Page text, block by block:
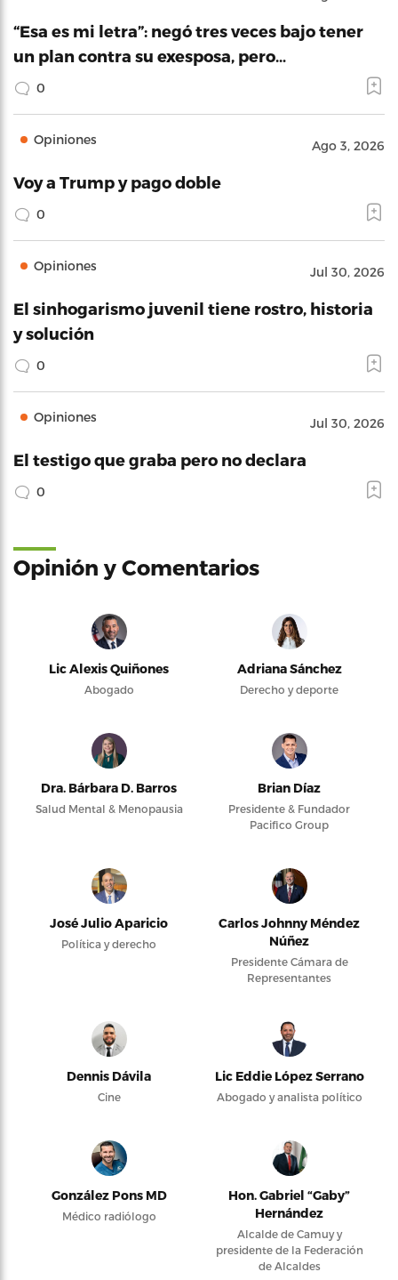
“Esa es mi letra”: negó tres veces bajo tener
un plan contra su exesposa, pero…
0
Opiniones Ago 3, 2026
Voy a Trump y pago doble
0
Opiniones Jul 30, 2026
El sinhogarismo juvenil tiene rostro, historia
y solución
0
Opiniones Jul 30, 2026
El testigo que graba pero no declara
0
Opinión y Comentarios
Lic Alexis Quiñones
Abogado
Adriana Sánchez
Derecho y deporte
Dra. Bárbara D. Barros
Salud Mental & Menopausia
Brian Díaz
Presidente & Fundador
Pacifico Group
José Julio Aparicio
Política y derecho
Carlos Johnny Méndez
Núñez
Presidente Cámara de
Representantes
Dennis Dávila
Cine
Lic Eddie López Serrano
Abogado y analista político
González Pons MD
Médico radiólogo
Hon. Gabriel “Gaby”
Hernández
Alcalde de Camuy y
presidente de la Federación
de Alcaldes